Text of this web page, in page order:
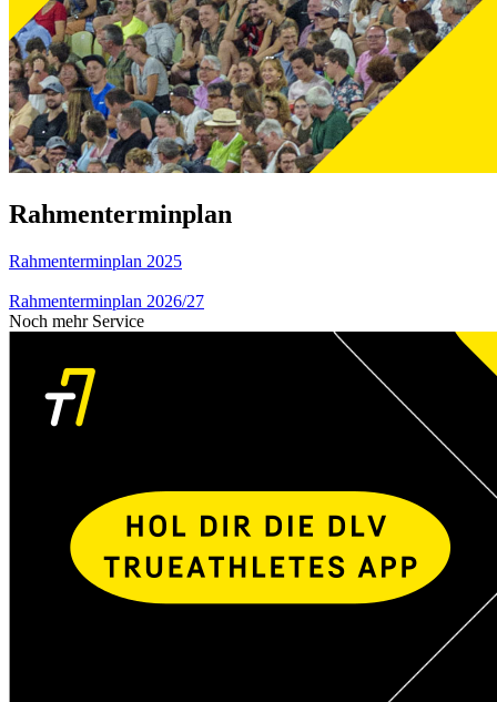
Rahmenterminplan
Rahmenterminplan 2025
Rahmenterminplan 2026/27
Noch mehr Service